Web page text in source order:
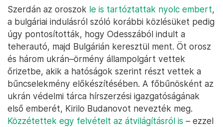
Szerdán az oroszok le is tartóztattak nyolc embert,
a bulgáriai indulásról szóló korábbi közlésüket pedig
úgy pontosították, hogy Odesszából indult a
teherautó, majd Bulgárián keresztül ment. Öt orosz
és három ukrán–örmény állampolgárt vettek
őrizetbe, akik a hatóságok szerint részt vettek a
bűncselekmény előkészítésében. A főbűnösként az
ukrán védelmi tárca hírszerzési igazgatóságának
első emberét, Kirilo Budanovot nevezték meg.
Közzétettek egy felvételt az átvilágításról is – ezzel